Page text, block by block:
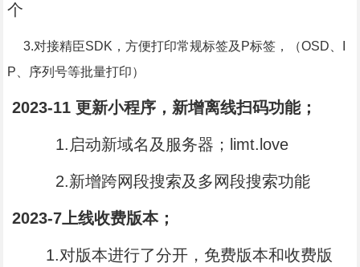
个
3.对接精臣SDK，方便打印常规标签及P标签，（OSD、I
P、序列号等批量打印）
2023-11 更新小程序，新增离线扫码功能；
1.启动新域名及服务器；limt.love
2.新增跨网段搜索及多网段搜索功能
2023-7上线收费版本；
1.对版本进行了分开，免费版本和收费版